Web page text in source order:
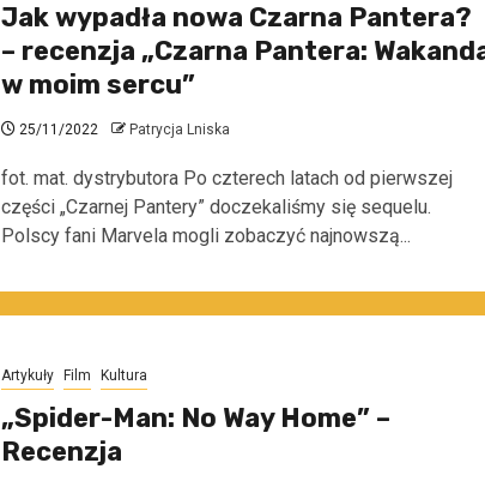
Jak wypadła nowa Czarna Pantera?
– recenzja „Czarna Pantera:
w moim sercu”
25/11/2022 Patrycja Lniska
fot. mat. dystrybutora Po czterech latach od pierwszej
części „Czarnej Pantery” doczekaliśmy się sequelu.
Polscy fani Marvela mogli zobaczyć najnowszą...
Artykuły Film Kultura
„Spider-Man: No Way Home” –
Recenzja